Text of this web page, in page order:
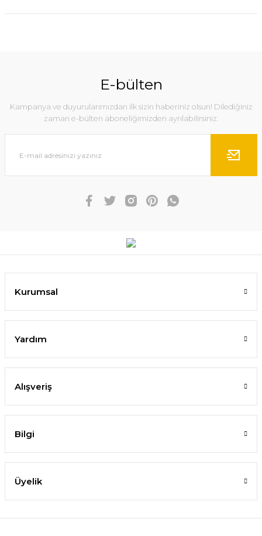
E-bülten
Kampanya ve duyurularımızdan ilk sizin haberiniz olsun! Dilediğiniz
zaman e-bülten aboneliğimizden ayrılabilirsiniz.
Kurumsal
Yardım
Alışveriş
Bilgi
Üyelik